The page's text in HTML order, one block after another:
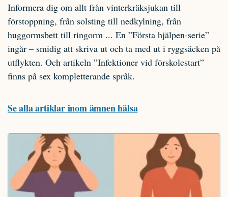
Informera dig om allt från vinterkräksjukan till
förstoppning, från solsting till nedkylning, från
huggormsbett till ringorm ... En ”Första hjälpen-serie”
ingår – smidig att skriva ut och ta med ut i ryggsäcken på
utflykten. Och artikeln ”Infektioner vid förskolestart”
finns på sex kompletterande språk.
Se alla artiklar inom ämnen hälsa